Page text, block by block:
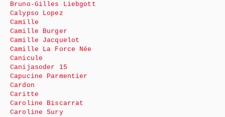
Bruno-Gilles Liebgott
Calypso Lopez
Camille
Camille Burger
Camille Jacquelot
Camille La Force Née
Canicule
Canijasoder 15
Capucine Parmentier
Cardon
Caritte
Caroline Biscarrat
Caroline Sury